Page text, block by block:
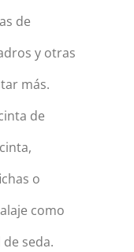
de
y otras
más.
de
o
como
seda.